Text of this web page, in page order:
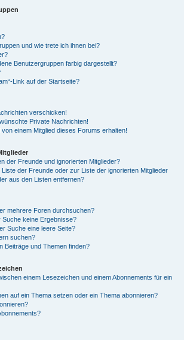
und wie trete ich ihnen bei?
Benutzergruppen farbig dargestellt?
Link auf der Startseite?
verschicken!
Private Nachrichten!
einem Mitglied dieses Forums erhalten!
der Freunde und ignorierten Mitglieder?
der Freunde oder zur Liste der ignorierten Mitglieder
aus den Listen entfernen?
mehrere Foren durchsuchen?
Suche keine Ergebnisse?
Suche eine leere Seite?
suchen?
Beiträge und Themen finden?
einem Lesezeichen und einem Abonnements für ein
auf ein Thema setzen oder ein Thema abonnieren?